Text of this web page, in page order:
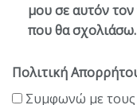
μου σε αυτόν
που θα σχολιάσω.
Πολιτική
Συμφωνώ με τους